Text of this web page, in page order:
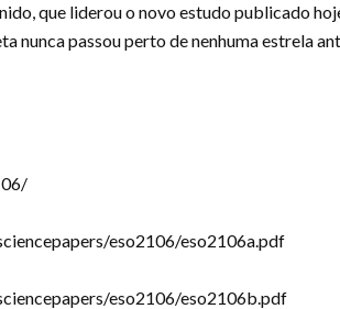
que liderou o novo estudo publicado
nunca passou perto de nenhuma estrela
eso2106/eso2106a.pdf
eso2106/eso2106b.pdf